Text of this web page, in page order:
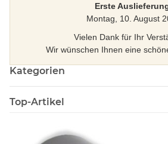
Erste
Montag, 10. August
Vielen Dank für Ihr
Wir wünschen Ihnen eine
Kategorien
Top-Artikel